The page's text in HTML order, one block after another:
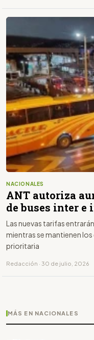
NACIONALES
ANT autoriza
de buses inter
Las nuevas tarifas
mientras se mantienen
prioritaria
Redacción · 30 de julio, 2026
MÁS EN NACIONALES